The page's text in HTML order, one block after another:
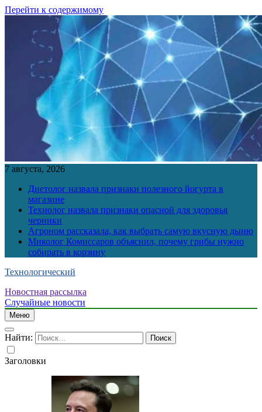
Перейти к содержимому
7 августа, 2026
Диетолог назвала признаки полезного йогурта в
магазине
Технолог назвала признаки опасной для здоровья
черники
Агроном рассказала, как выбрать самую вкусную дыню
Миколог Комиссаров объяснил, почему грибы нужно
собирать в корзину
Технологический
Новостная рассылка
Случайные новости
Меню
Найти:
Заголовки